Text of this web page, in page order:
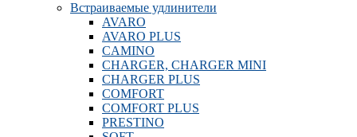
Встраиваемые удлинители
AVARO
AVARO PLUS
CAMINO
CHARGER, CHARGER MINI
CHARGER PLUS
COMFORT
COMFORT PLUS
PRESTINO